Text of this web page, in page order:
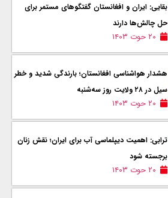
بقایی: ایران و افغانستان گفتگوهای مستمر برای
حل چالش‌ها دارند
۲۰ حوت ۱۴۰۳
هشدار هواشناسی افغانستان؛ بارندگی شدید و خطر
سیل در ۲۸ ولایت روز سه‌شنبه
۲۰ حوت ۱۴۰۳
ترابی: اهمیت دیپلماسی آب برای ایران؛ نقش زنان
برجسته شود
۲۰ حوت ۱۴۰۳